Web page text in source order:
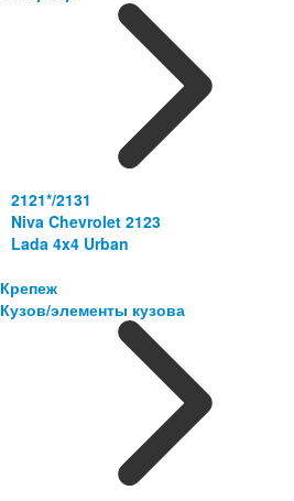
2121*/2131
Niva Chevrolet 2123
Lada 4x4 Urban
Крепеж
Кузов/элементы кузова